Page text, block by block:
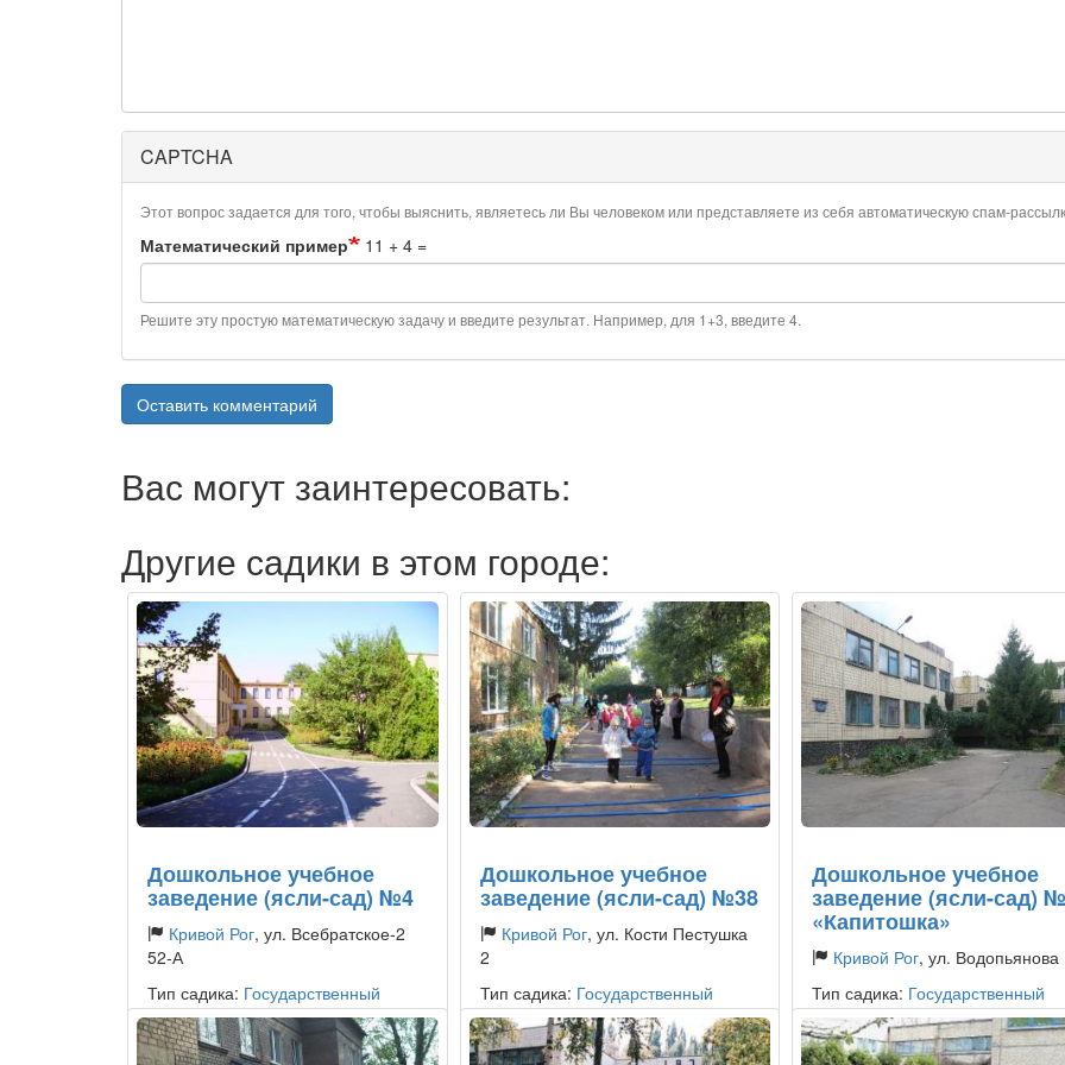
CAPTCHA
Этот вопрос задается для того, чтобы выяснить, являетесь ли Вы человеком или представляете из себя автоматическую спам-
Математический пример 11 + 4 =
Решите эту простую математическую задачу и введите результат. Например, для 1+3, введите 4.
Оставить комментарий
Вас могут заинтересовать:
Другие садики в этом городе:
Дошкольное учебное
заведение (ясли-сад) №4
Кривой Рог, ул. Всебратское-2
52-А
Тип садика: Государственный
Дошкольное учебное
заведение (ясли-сад) №38
Кривой Рог, ул. Кости Пестушка
2
Тип садика: Государственный
Дошкольное учебное
заведение (ясли-сад)
«Капитошка»
Кривой Рог, ул.
Тип садика: Государственный